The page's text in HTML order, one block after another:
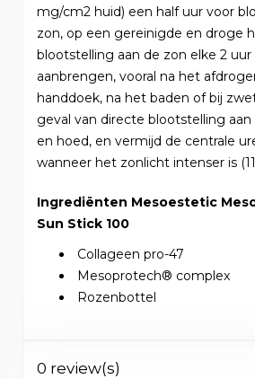
mg/cm2 huid) een half uur voor
zon, op een gereinigde en droge
blootstelling aan de zon elke 2
aanbrengen, vooral na het
handdoek, na het baden of bij
geval van directe blootstelling aan
en hoed, en vermijd de centrale
wanneer het zonlicht intenser is
Ingrediënten Mesoestetic
Sun Stick 100
Collageen pro-47
Mesoprotech® complex
Rozenbottel
0 review(s)